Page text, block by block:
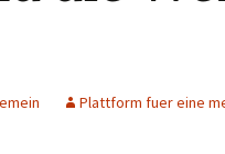
Plattform fuer eine